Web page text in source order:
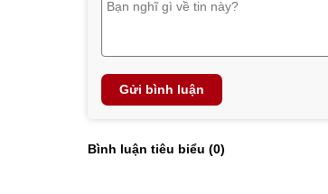
Gửi bình luận
Bình luận tiêu biểu (0)